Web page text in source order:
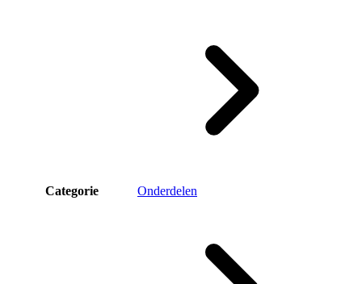
Categorie Onderdelen